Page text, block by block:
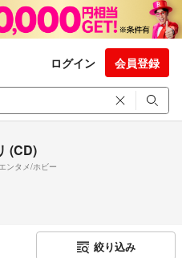
ログイン 会員登録
(CD)
ンタメ/ホビー
絞り込み